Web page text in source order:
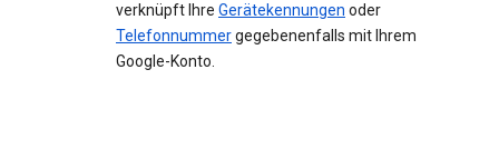
verknüpft Ihre Gerätekennungen oder
Telefonnummergegebenenfalls mit Ihrem
Google-Konto.